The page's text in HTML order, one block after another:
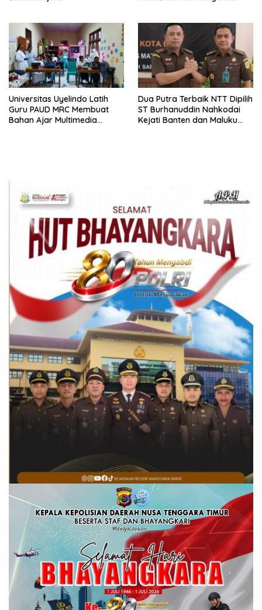
Universitas Uyelindo Latih
Guru PAUD MRC Membuat
Bahan Ajar Multimedia
Dua Putra Terbaik NTT Dipilih
ST Burhanuddin Nahkodai
Kejati Banten dan Maluku